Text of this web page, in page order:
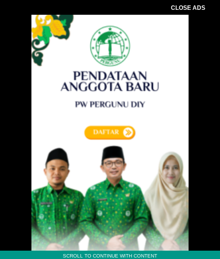
CLOSE ADS
SCROLL TO CONTINUE WITH CONTENT